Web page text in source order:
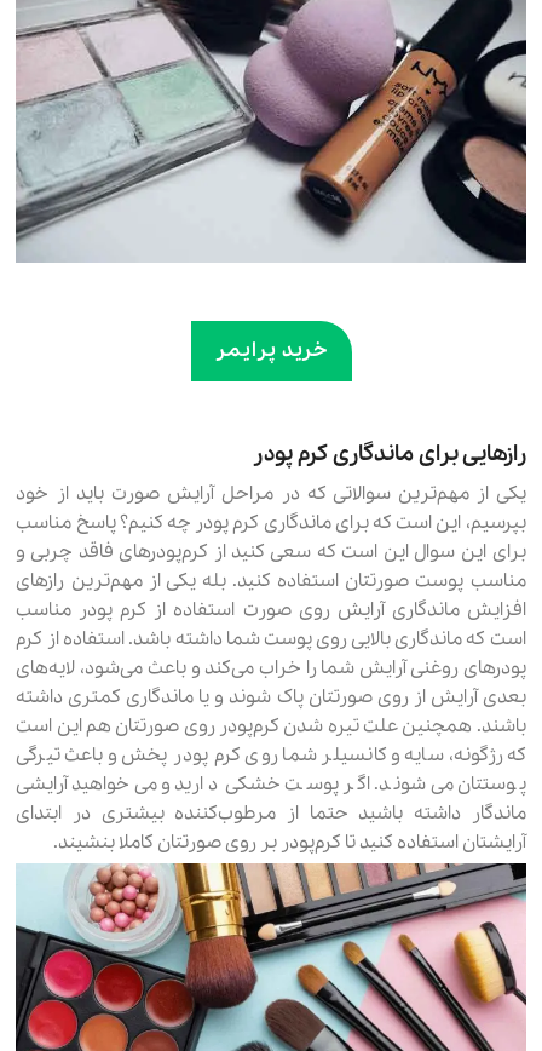
خرید پرایمر
رازهایی برای ماندگاری کرم پودر
یکی از مهم‌ترین سوالاتی که در مراحل آرایش صورت باید از خود
بپرسیم، این است که برای ماندگاری کرم پودر چه کنیم؟ پاسخ مناسب
برای این سوال این است که سعی کنید از کرم‌پودرهای فاقد چربی و
مناسب پوست صورتتان استفاده کنید. بله یکی از مهم‌ترین رازهای
افزایش ماندگاری آرایش روی صورت استفاده از کرم‌ پودر مناسب
است که ماندگاری بالایی روی پوست شما داشته باشد. استفاده از کرم
پودرهای روغنی آرایش شما را خراب می‌کند و باعث می‌شود، لایه‌های
بعدی آرایش از روی صورتتان پاک شوند و یا ماندگاری کمتری داشته
باشند. همچنین علت تیره شدن کرم‌پودر روی صورتتان هم این است
که رژگونه، سایه و کانسیلر شما روی کرم پودر پخش و باعث تیرگی
پوستتان می‌شوند. اگر پوست خشکی دارید و می‌خواهید آرایشی
ماندگار داشته باشید حتما از مرطوب‌کننده بیشتری در ابتدای
آرایشتان استفاده کنید تا کرم‌پودر بر روی صورتتان کاملا بنشیند.